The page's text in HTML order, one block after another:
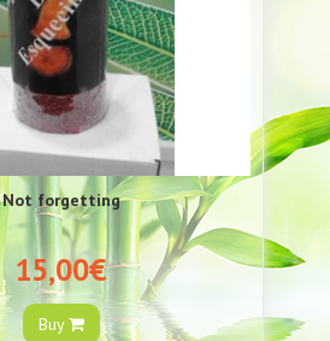
Not forgetting
15,00€
Buy